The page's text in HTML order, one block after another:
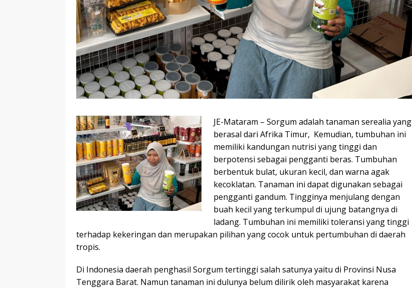
JE-Mataram – Sorgum adalah tanaman serealia yang
berasal dari Afrika Timur, Kemudian, tumbuhan ini
memiliki kandungan nutrisi yang tinggi dan
berpotensi sebagai pengganti beras. Tumbuhan
berbentuk bulat, ukuran kecil, dan warna agak
kecoklatan. Tanaman ini dapat digunakan sebagai
pengganti gandum. Tingginya menjulang dengan
buah kecil yang terkumpul di ujung batangnya di
ladang. Tumbuhan ini memiliki toleransi yang tinggi
terhadap kekeringan dan merupakan pilihan yang cocok untuk pertumbuhan di daerah
tropis.
Di Indonesia daerah penghasil Sorgum tertinggi salah satunya yaitu di Provinsi Nusa
Tenggara Barat. Namun tanaman ini dulunya belum dilirik oleh masyarakat karena